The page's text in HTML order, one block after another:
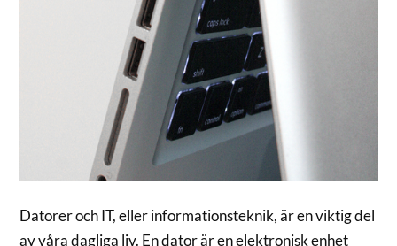
Datorer och IT, eller informationsteknik, är en viktig del
av våra dagliga liv. En dator är en elektronisk enhet